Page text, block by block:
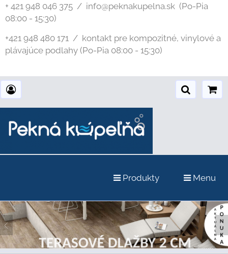
+ 421 948 046 375 / info@peknakupelna.sk (Po-Pia
08:00 - 15:30)
+421 948 480 171 / kontakt pre kompozitné, vinylové a
plávajúce podlahy (Po-Pia 08:00 - 15:30)
Produkty Menu